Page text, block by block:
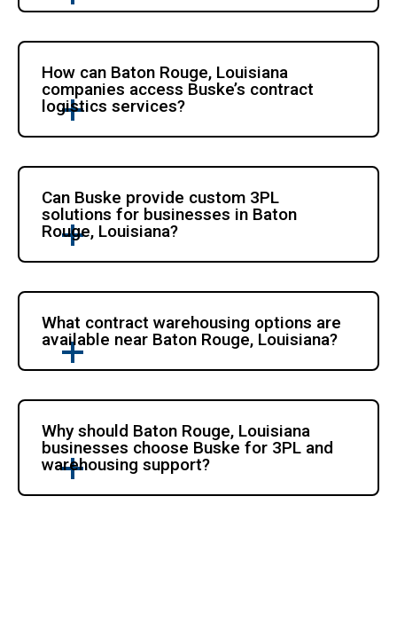
How can Baton Rouge, Louisiana
companies access Buske’s contract
logistics services?
Can Buske provide custom 3PL
solutions for businesses in Baton
Rouge, Louisiana?
What contract warehousing options are
available near Baton Rouge, Louisiana?
Why should Baton Rouge, Louisiana
businesses choose Buske for 3PL and
warehousing support?